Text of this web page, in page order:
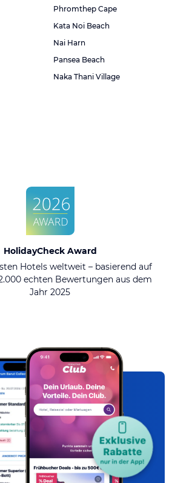
Phromthep Cape
Kata Noi Beach
Nai Harn
Pansea Beach
Naka Thani Village
HolidayCheck Award
Hotels weltweit – basierend auf
echten Bewertungen aus dem
Jahr 2025